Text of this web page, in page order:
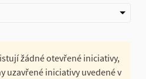
žádné otevřené iniciativy,
uzavřené iniciativy uvedené v